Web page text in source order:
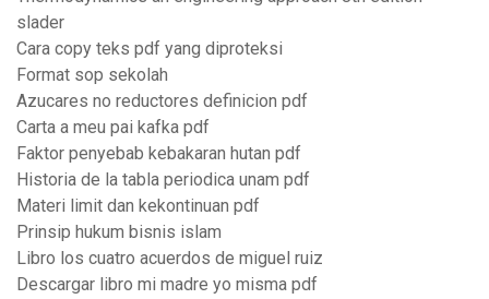
slader
Cara copy teks pdf yang diproteksi
Format sop sekolah
Azucares no reductores definicion pdf
Carta a meu pai kafka pdf
Faktor penyebab kebakaran hutan pdf
Historia de la tabla periodica unam pdf
Materi limit dan kekontinuan pdf
Prinsip hukum bisnis islam
Libro los cuatro acuerdos de miguel ruiz
Descargar libro mi madre yo misma pdf